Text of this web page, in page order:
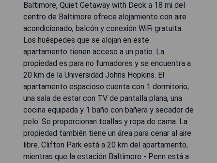
Baltimore, Quiet Getaway with Deck a 18 mi del
centro de Baltimore ofrece alojamiento con aire
acondicionado, balcón y conexión WiFi gratuita.
Los huéspedes que se alojan en este
apartamento tienen acceso a un patio. La
propiedad es para no fumadores y se encuentra a
20 km de la Universidad Johns Hopkins. El
apartamento espacioso cuenta con 1 dormitorio,
una sala de estar con TV de pantalla plana, una
cocina equipada y 1 baño con bañera y secador de
pelo. Se proporcionan toallas y ropa de cama. La
propiedad también tiene un área para cenar al aire
libre. Clifton Park está a 20 km del apartamento,
mientras que la estación Baltimore - Penn está a